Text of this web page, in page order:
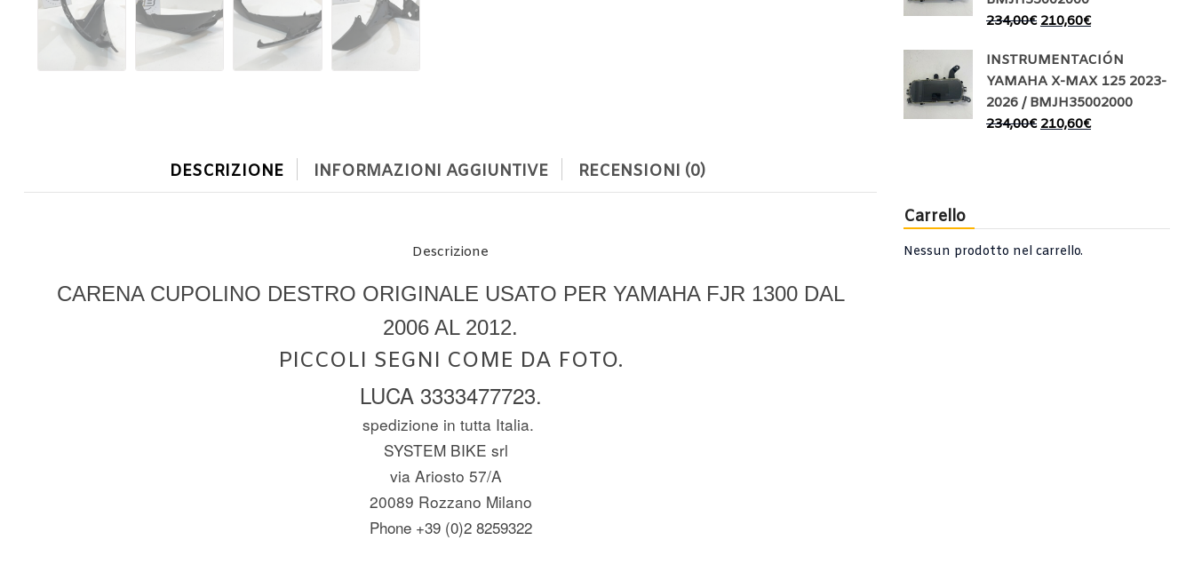
DESCRIZIONE INFORMAZIONI AGGIUNTIVE RECENSIONI (0)
Descrizione
CARENA CUPOLINO DESTRO ORIGINALE USATO PER YAMAHA FJR 1300 DAL
2006 AL 2012.
PICCOLI SEGNI COME DA FOTO.
LUCA 3333477723.
spedizione in tutta Italia.
SYSTEM BIKE srl
via Ariosto 57/A
20089 Rozzano Milano
Phone +39 (0)2 8259322
234,00€ 210,60€
INSTRUMENTACIÓN
YAMAHA X-MAX 125 2023-
2026 / BMJH35002000
234,00€ 210,60€
Carrello
Nessun prodotto nel carrello.